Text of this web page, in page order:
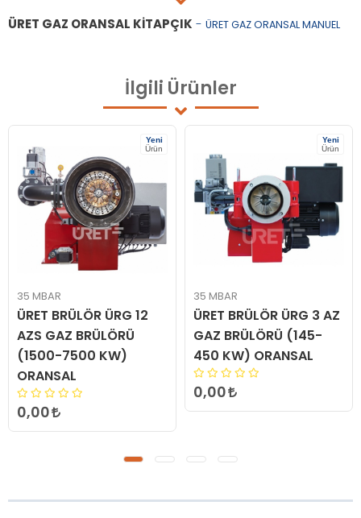
ÜRET GAZ ORANSAL KİTAPÇIK - ÜRET GAZ ORANSAL MANUEL
İlgili Ürünler
Yeni
Ürün
35 MBAR
ÜRET BRÜLÖR ÜRG 12
AZS GAZ BRÜLÖRÜ
(1500-7500 KW)
ORANSAL
0,00
Yeni
Ürün
35 MBAR
ÜRET BRÜLÖR ÜRG 3 AZ
GAZ BRÜLÖRÜ (145-
450 KW) ORANSAL
0,00